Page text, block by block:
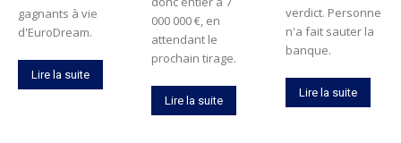
gagnants à vie
d'EuroDream.
Lire la suite
000 000 €, en
attendant le
prochain tirage.
Lire la suite
verdict. Personne
n'a fait sauter la
banque.
Lire la suite